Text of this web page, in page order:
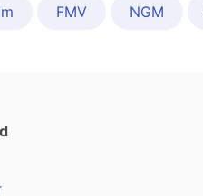
FMV NGM